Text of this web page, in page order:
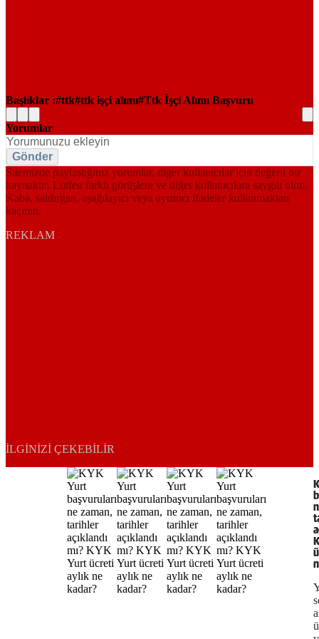
Başlıklar : ttk ttk işçi alımı Ttk İşçi Alımı Başvuru
Yorumlar
Gönder
Sitemizde paylaştığınız yorumlar, diğer kullanıcılar için değerli bir
kaynaktır. Lütfen farklı görüşlere ve diğer kullanıcılara saygılı olun.
Kaba, saldırgan, aşağılayıcı veya ayrımcı ifadeler kullanmaktan
kaçının.
REKLAM
İLGINIZI ÇEKEBILIR